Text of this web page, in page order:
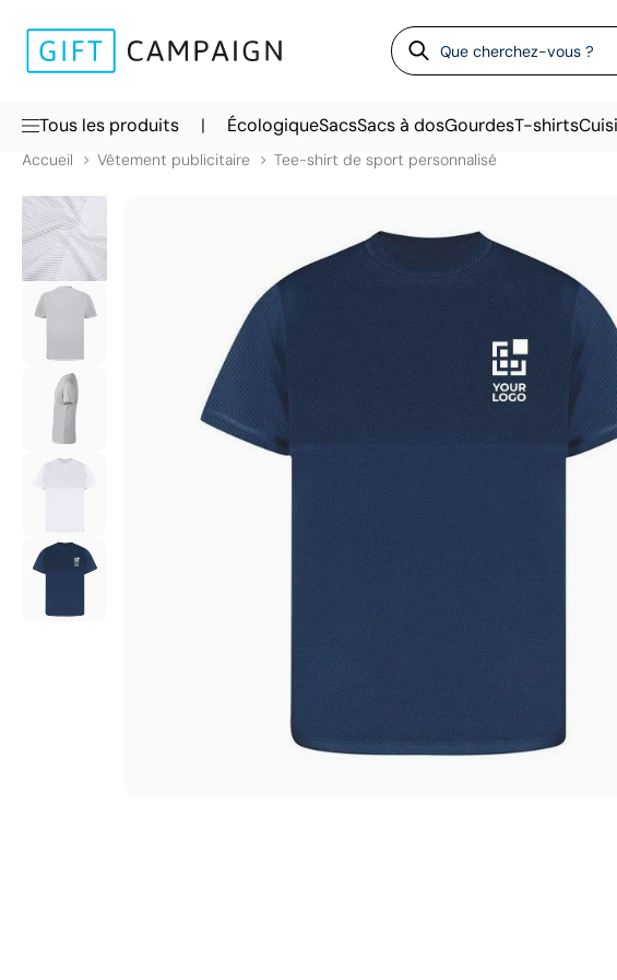
Tous les produits | ÉcologiqueSacsSacs à dosGourdesT-shirts
Accueil Vêtement publicitaire Tee-shirt de sport personnalisé